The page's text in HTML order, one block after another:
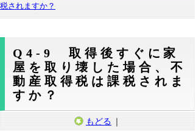
税されますか？
Q4-9 取得後すぐに家
屋を取り壊した場合、不
動産取得税は課税されま
すか？
もどる ｜